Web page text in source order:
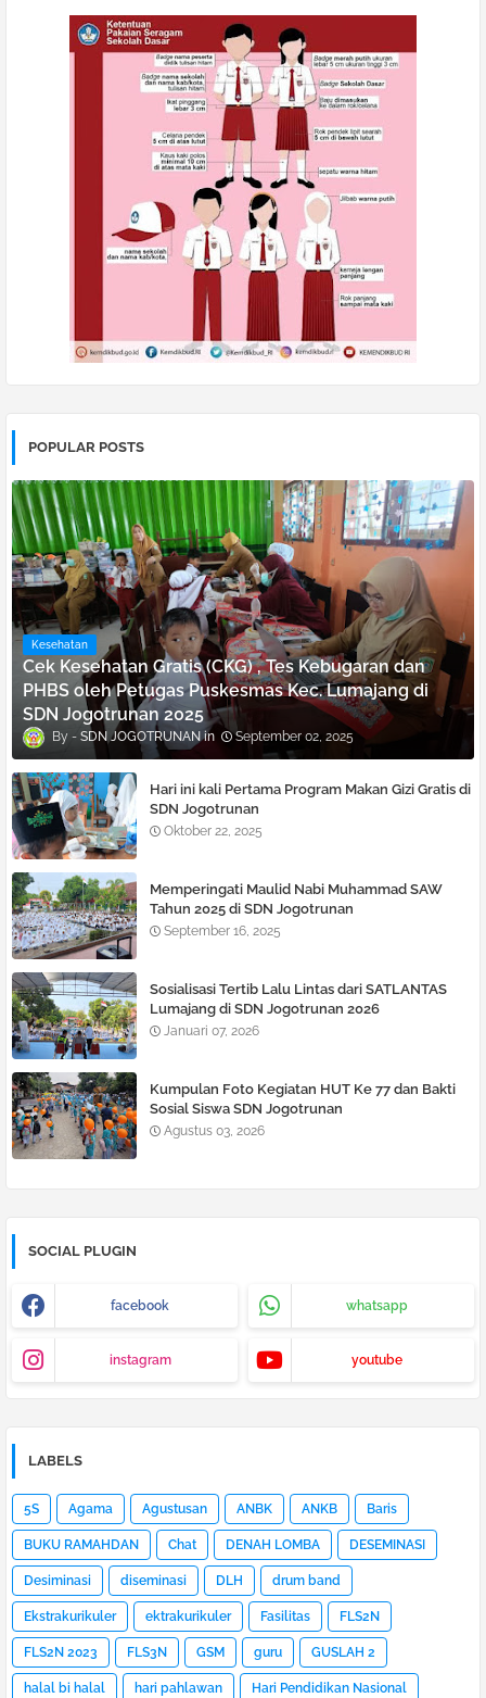
POPULAR POSTS
Kesehatan
Cek Kesehatan Gratis (CKG) , Tes Kebugaran dan
PHBS oleh Petugas Puskesmas Kec. Lumajang di
SDN Jogotrunan 2025
SDN JOGOTRUNAN September 02, 2025
Hari ini kali Pertama Program Makan Gizi Gratis di
SDN Jogotrunan
Oktober 22, 2025
Memperingati Maulid Nabi Muhammad SAW
Tahun 2025 di SDN Jogotrunan
September 16, 2025
Sosialisasi Tertib Lalu Lintas dari SATLANTAS
Lumajang di SDN Jogotrunan 2026
Januari 07, 2026
Kumpulan Foto Kegiatan HUT Ke 77 dan Bakti
Sosial Siswa SDN Jogotrunan
Agustus 03, 2026
SOCIAL PLUGIN
facebook whatsapp
instagram youtube
LABELS
5S Agama Agustusan ANBK ANKB Baris
BUKU RAMAHDAN Chat DENAH LOMBA DESEMINASI
Desiminasi diseminasi DLH drum band
Ekstrakurikuler ektrakurikuler Fasilitas FLS2N
FLS2N 2023 FLS3N GSM guru GUSLAH 2
halal bi halal hari pahlawan Hari Pendidikan Nasional